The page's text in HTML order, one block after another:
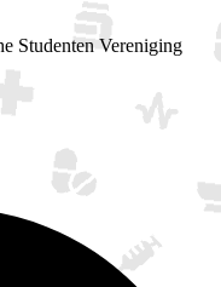
Studenten Vereniging